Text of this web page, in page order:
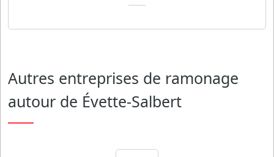
Autres entreprises de ramonage
autour de Évette-Salbert